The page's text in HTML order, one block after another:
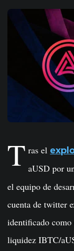
T ras el
aUSD por
el equipo de
cuenta de twitter
identificado
liquidez IBTC/